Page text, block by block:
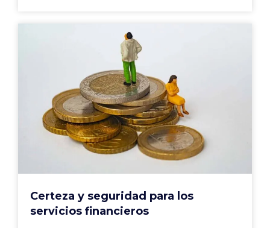
Certeza y seguridad para los
servicios financieros